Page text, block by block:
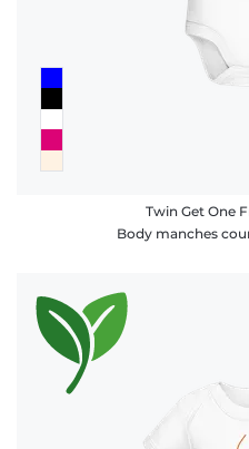
Twin Get One
Body manches